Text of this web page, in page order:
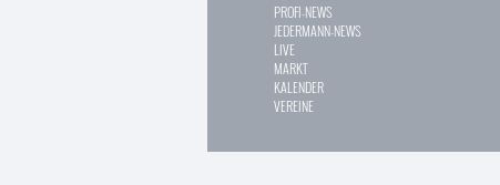
PROFI-NEWS
JEDERMANN-NEWS
LIVE
MARKT
KALENDER
VEREINE